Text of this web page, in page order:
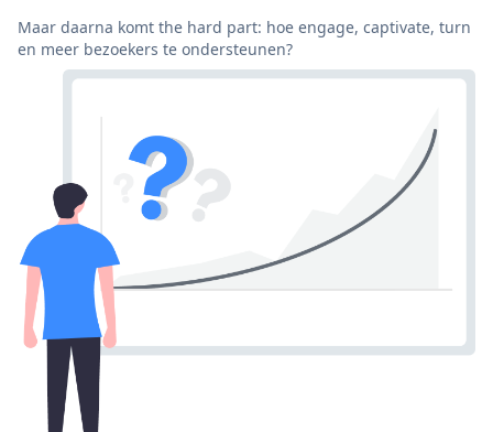
Maar daarna komt the hard part: hoe engage, captivate, turn
en meer bezoekers te ondersteunen?